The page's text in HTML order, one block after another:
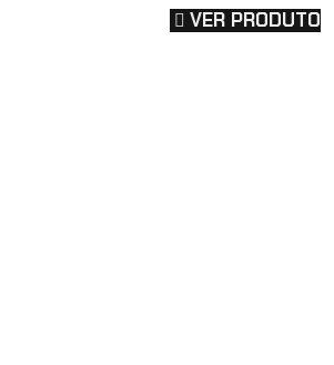
VER PRODUTO